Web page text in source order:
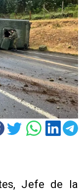
Jefe de la